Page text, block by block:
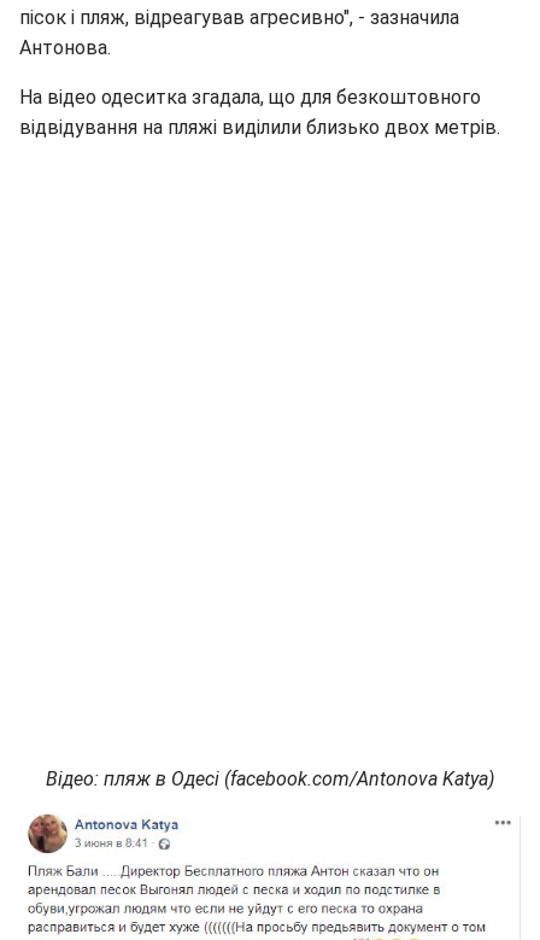
пісок і пляж, відреагував агресивно", - зазначила
Антонова.
На відео одеситка згадала, що для безкоштовного
відвідування на пляжі виділили близько двох метрів.
Відео: пляж в Одесі (facebook.com/Antonova Katya)